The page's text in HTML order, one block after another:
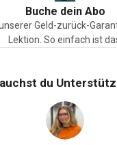
Buche dein Abo
Geld-zurück-
Lektion. So einfach ist
du